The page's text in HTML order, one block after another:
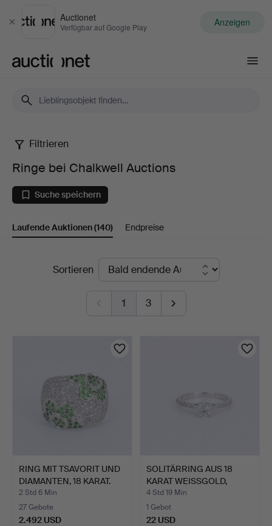
Schließen
Auctionet
Verfügbar auf Google Play Anzeigen
Ringe
bei
Chalkwell
Auctions
Filtrieren
Ringe bei Chalkwell Auctions
Suche speichern
Laufende Auktionen(140) Endpreise
LaufendeSortieren
1 3
RING MIT TSAVORIT UND
DIAMANTEN, 18 KARAT.
2 Std 6 Min
27 Gebote
2.492 USD
SOLITÄRRING AUS 18
KARAT WEISSGOLD,
DIAMAN…
4 Std 19 Min
1 Gebot
22 USD